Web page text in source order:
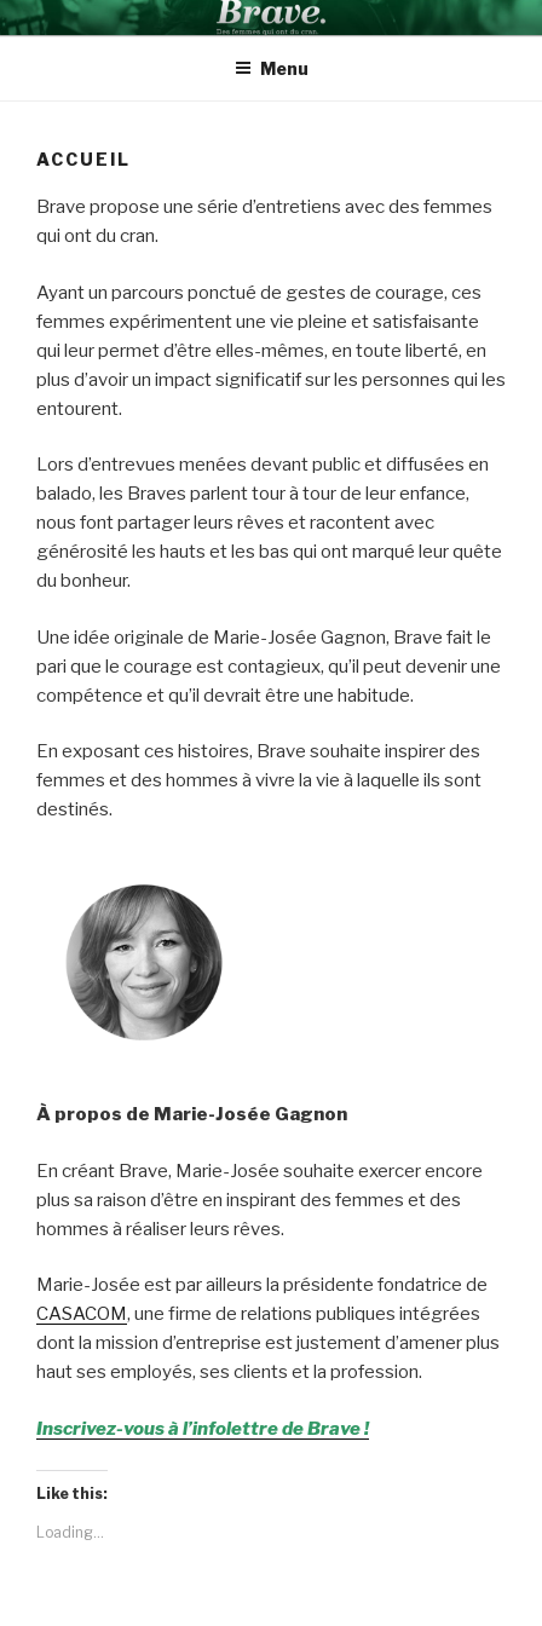
Aller
au
BRAVE INSPIRATION
Des femmes qui ont du cran
Menu
ACCUEIL
Brave propose une série d’entretiens avec des femmes
qui ont du cran.
Ayant un parcours ponctué de gestes de courage, ces
femmes expérimentent une vie pleine et satisfaisante
qui leur permet d’être elles-mêmes, en toute liberté, en
plus d’avoir un impact significatif sur les personnes qui les
entourent.
Lors d’entrevues menées devant public et diffusées en
balado, les Braves parlent tour à tour de leur enfance,
nous font partager leurs rêves et racontent avec
générosité les hauts et les bas qui ont marqué leur quête
du bonheur.
Une idée originale de Marie-Josée Gagnon, Brave fait le
pari que le courage est contagieux, qu’il peut devenir une
compétence et qu’il devrait être une habitude.
En exposant ces histoires, Brave souhaite inspirer des
femmes et des hommes à vivre la vie à laquelle ils sont
destinés.
À propos de Marie-Josée Gagnon
En créant Brave, Marie-Josée souhaite exercer encore
plus sa raison d’être en inspirant des femmes et des
hommes à réaliser leurs rêves.
Marie-Josée est par ailleurs la présidente fondatrice de
CASACOM, une firme de relations publiques intégrées
dont la mission d’entreprise est justement d’amener plus
haut ses employés, ses clients et la profession.
Inscrivez-vous à l’infolettre de Brave !
Like this:
Loading...